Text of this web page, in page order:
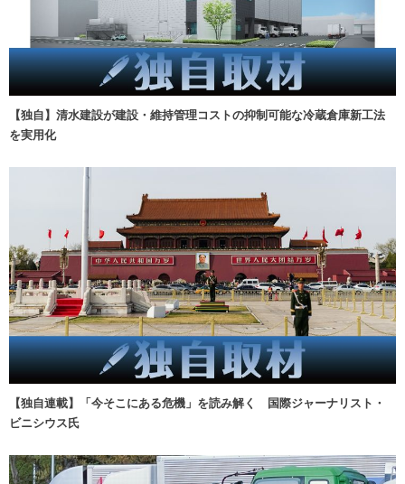
【独自】清水建設が建設・維持管理コストの抑制可能な冷蔵倉庫新工法
を実用化
【独自連載】「今そこにある危機」を読み解く 国際ジャーナリスト・
ビニシウス氏